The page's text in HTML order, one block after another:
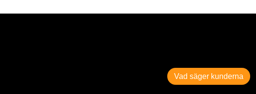
Vad säger kunderna